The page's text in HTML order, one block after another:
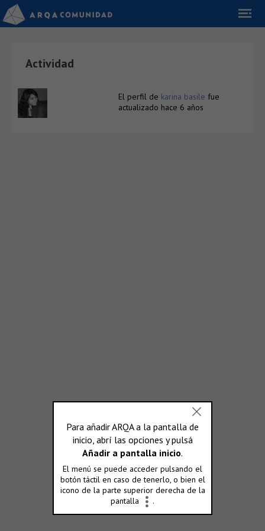
Actividad
El perfil de karina basile fue
actualizado hace 6 años